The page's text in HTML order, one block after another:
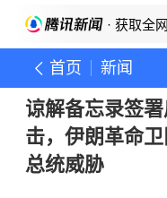
· 获取全
首页 新闻
谅解备忘录签
击，伊朗革命
总统威胁